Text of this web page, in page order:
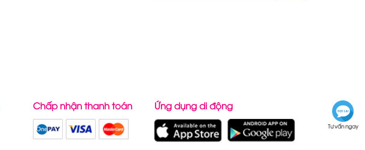
Chấp nhận thanh toán Ứng dụng di động
Tư vấn ngay